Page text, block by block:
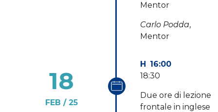
Mentor
Carlo Podda,
Mentor
18
FEB 25
16:00
18:30
Due ore di lezione
frontale in inglese